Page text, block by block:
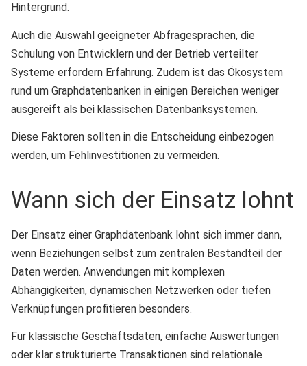
Hintergrund.
Auch die Auswahl geeigneter Abfragesprachen, die
Schulung von Entwicklern und der Betrieb verteilter
Systeme erfordern Erfahrung. Zudem ist das Ökosystem
rund um Graphdatenbanken in einigen Bereichen weniger
ausgereift als bei klassischen Datenbanksystemen.
Diese Faktoren sollten in die Entscheidung einbezogen
werden, um Fehlinvestitionen zu vermeiden.
Wann sich der Einsatz lohnt
Der Einsatz einer Graphdatenbank lohnt sich immer dann,
wenn Beziehungen selbst zum zentralen Bestandteil der
Daten werden. Anwendungen mit komplexen
Abhängigkeiten, dynamischen Netzwerken oder tiefen
Verknüpfungen profitieren besonders.
Für klassische Geschäftsdaten, einfache Auswertungen
oder klar strukturierte Transaktionen sind relationale